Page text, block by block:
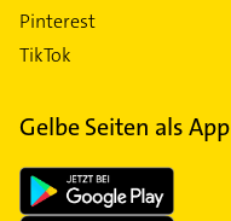
Pinterest
TikTok
Gelbe Seiten als App